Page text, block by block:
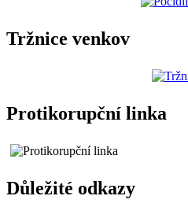
Tržnice venkov
Protikorupční linka
Důležité odkazy